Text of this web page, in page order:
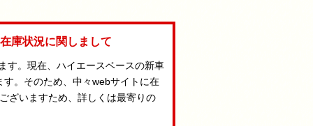
庫状況に関しまして
す。現在、ハイエースベースの新車
。そのため、中々webサイトに在
ざいますため、詳しくは最寄りの